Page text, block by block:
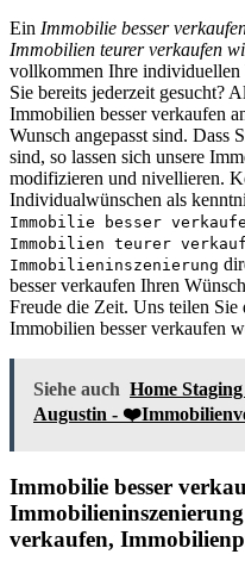
Ein Immobilie besser
Immobilien teurer verkaufen
vollkommen Ihre individuellen
Sie bereits jederzeit gesucht?
Immobilien besser verkaufen
Wunsch angepasst sind. Dass
sind, so lassen sich unsere
modifizieren und nivellieren.
Individualwünschen als
Immobilie besser
Immobilien teurer
Immobilieninszenierung
besser verkaufen Ihren
Freude die Zeit. Uns teilen
Immobilien besser verkaufen
Siehe auch Home
Augustin -
Immobilie besser
verkaufen,